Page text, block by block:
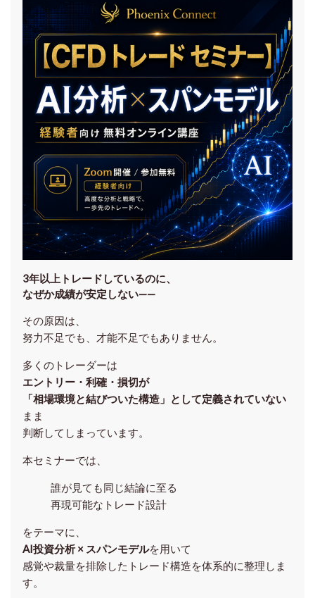
3年以上トレードしているのに、
なぜか成績が安定しない——
その原因は、
努力不足でも、才能不足でもありません。
多くのトレーダーは
エントリー・利確・損切が
「相場環境と結びついた構造」として定義されていない
まま
判断してしまっています。
本セミナーでは、
誰が見ても同じ結論に至る
再現可能なトレード設計
をテーマに、
AI投資分析 × スパンモデルを用いて
感覚や裁量を排除したトレード構造を体系的に整理しま
す。